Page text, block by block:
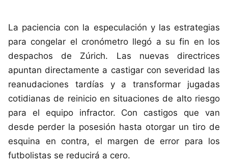
La paciencia con la especulación y las estrategias
para congelar el cronómetro llegó a su fin en los
despachos de Zúrich. Las nuevas directrices
apuntan directamente a castigar con severidad las
reanudaciones tardías y a transformar jugadas
cotidianas de reinicio en situaciones de alto riesgo
para el equipo infractor. Con castigos que van
desde perder la posesión hasta otorgar un tiro de
esquina en contra, el margen de error para los
futbolistas se reducirá a cero.